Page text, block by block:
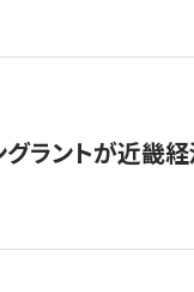
グラントが近畿